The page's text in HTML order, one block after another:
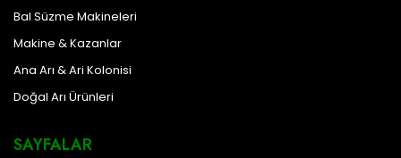
Bal Süzme Makineleri
Makine & Kazanlar
Ana Arı & Ari Kolonisi
Doğal Arı Ürünleri
SAYFALAR